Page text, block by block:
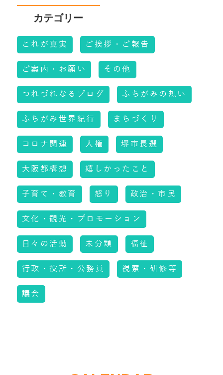
これが真実 ご挨拶・ご報告
ご案内・お願い その他
つれづれなるブログ ふちがみの想い
ふちがみ世界紀行 まちづくり
コロナ関連 人権 堺市長選
大阪都構想 嬉しかったこと
子育て・教育 怒り 政治・市民
文化・観光・プロモーション
日々の活動 未分類 福祉
行政・役所・公務員 視察・研修等
議会